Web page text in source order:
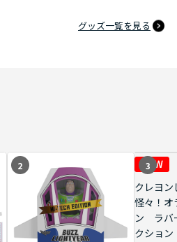
グッズ一覧を見る
2 3
クレヨン
怪々！オ
ン ラバ
クショ